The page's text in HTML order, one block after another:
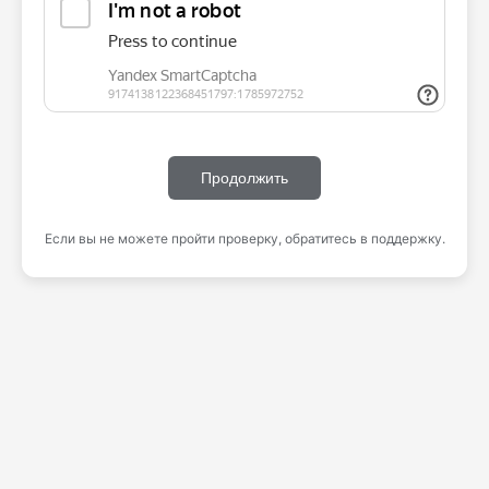
Продолжить
Если вы не можете пройти проверку, обратитесь в поддержку.